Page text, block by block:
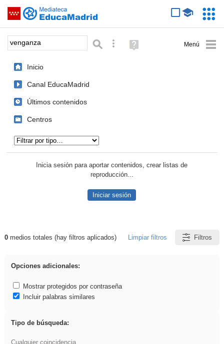
Saltar navegación
Palabra o frase: Búsqueda avanzada
Ayuda
(en
Inicio
Canal EducaMadrid
Últimos contenidos
Centros
Inicia sesión para aportar contenidos, crear listas de
reproducción...
Iniciar sesión
Resultados de: venganza
0medios totales (hay filtros aplicados) Limpiar filtros Filtros
Opciones adicionales:
Mostrar protegidos por contraseña
Incluir palabras similares
Tipo de búsqueda:
Cualquier coincidencia